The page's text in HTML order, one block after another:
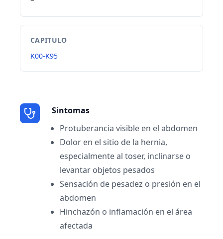
CAPITULO
K00-K95
Sintomas
Protuberancia visible en el abdomen
Dolor en el sitio de la hernia,
especialmente al toser, inclinarse o
levantar objetos pesados
Sensación de pesadez o presión en el
abdomen
Hinchazón o inflamación en el área
afectada